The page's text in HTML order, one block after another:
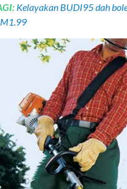
Kelayakan BUDI95 dah